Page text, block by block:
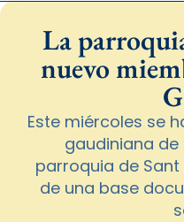
La
nuevo
Este miércoles se
gaudiniana
parroquia de
de una base